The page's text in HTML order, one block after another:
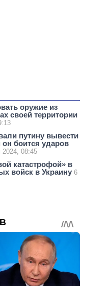
оружие из
своей территории
путину вывести
боится ударов
2024, 08:45
катастрофой» в
войск в Украину 6